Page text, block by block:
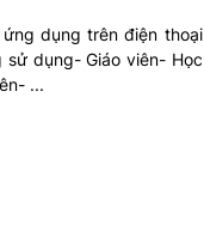
dụng trên điện thoại
dụng- Giáo viên- Học
...